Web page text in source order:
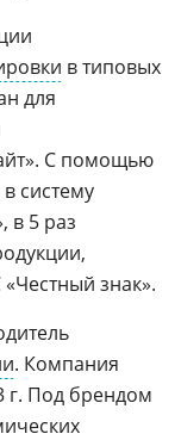
в типовых
для
С помощью
систему
в 5 раз
знак».
. Компания
г. Под брендом